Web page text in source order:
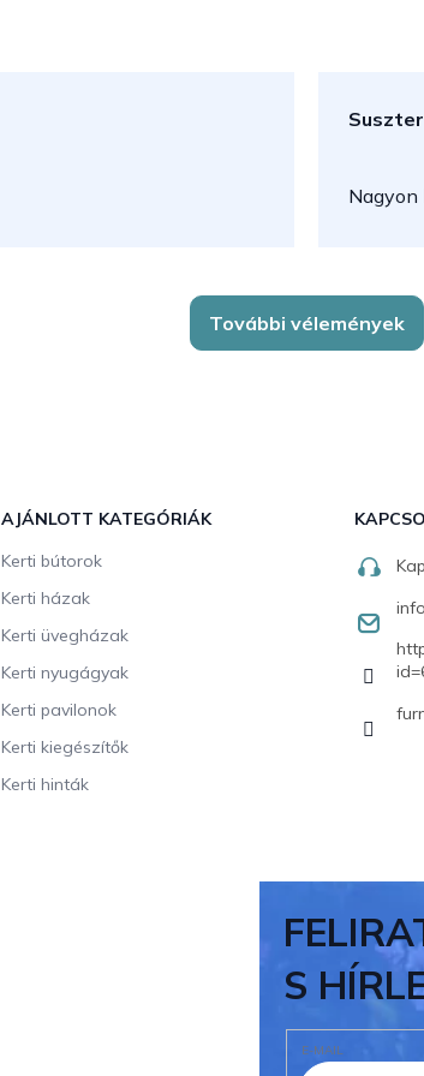
Az
Nagyon
További vélemények
AJÁNLOTT KATEGÓRIÁK
Kerti bútorok
Kerti házak
Kerti üvegházak
Kerti nyugágyak
Kerti pavilonok
Kerti kiegészítők
Kerti hinták
info
S
E-MAIL